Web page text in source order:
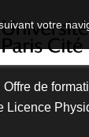
votre
Offre de
Licence